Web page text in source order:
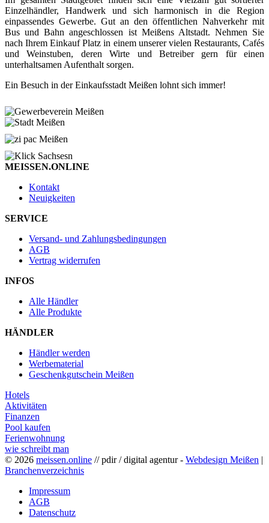
Einzelhändler, Handwerk und sich harmonisch in die Region
einpassendes Gewerbe. Gut an den öffentlichen Nahverkehr mit
Bus und Bahn angeschlossen ist Meißens Altstadt. Nehmen Sie
nach Ihrem Einkauf Platz in einem unserer vielen Restaurants, Cafés
und Weinstuben, deren Wirte und Betreiber gern für einen
unterhaltsamen Aufenthalt sorgen.
Ein Besuch in der Einkaufsstadt Meißen lohnt sich immer!
MEISSEN.ONLINE
Kontakt
Neuigkeiten
SERVICE
Versand- und Zahlungsbedingungen
AGB
Vertrag widerrufen
INFOS
Alle Händler
Alle Produkte
HÄNDLER
Händler werden
Werbematerial
Geschenkgutschein Meißen
Hotels
Aktivitäten
Finanzen
Pool kaufen
Ferienwohnung
wie schreibt man
© 2026 meissen.online // pdir / digital agentur - Webdesign Meißen |
Branchenverzeichnis
Impressum
AGB
Datenschutz